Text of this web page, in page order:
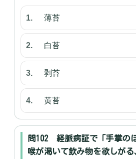
薄苔
白苔
剥苔
黄苔
問102 経脈病証で「手掌の
喉が渇いて飲み物を欲しが